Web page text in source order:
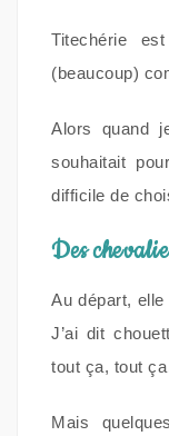
Titechérie
(beaucoup)
Alors quand
souhaitait
difficile de
Des
Au départ,
J’ai dit
tout ça, tout
Mais